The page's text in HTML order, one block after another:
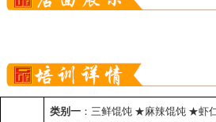
类别一 ：三鲜馄饨 ★麻辣馄饨 ★虾